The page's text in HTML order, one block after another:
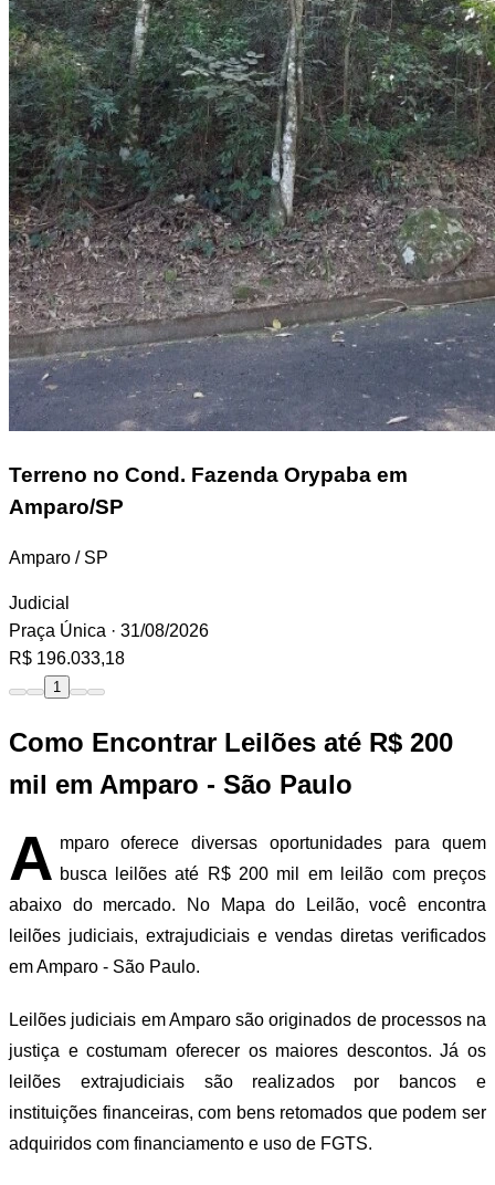
Terreno no Cond. Fazenda Orypaba em
Amparo/SP
Amparo / SP
Judicial
Praça Única · 31/08/2026
R$ 196.033,18
1
Como Encontrar Leilões até R$ 200
mil em Amparo - São Paulo
A mparo oferece diversas oportunidades para quem
busca leilões até R$ 200 mil em leilão com preços
abaixo do mercado. No Mapa do Leilão, você encontra
leilões judiciais, extrajudiciais e vendas diretas verificados
em Amparo - São Paulo.
Leilões judiciais em Amparo são originados de processos na
justiça e costumam oferecer os maiores descontos. Já os
leilões extrajudiciais são realizados por bancos e
instituições financeiras, com bens retomados que podem ser
adquiridos com financiamento e uso de FGTS.